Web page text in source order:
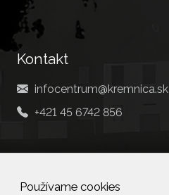
Používame cookies
Kontakt
infocentrum@kremnica.sk
+421 45 6742 856
Social